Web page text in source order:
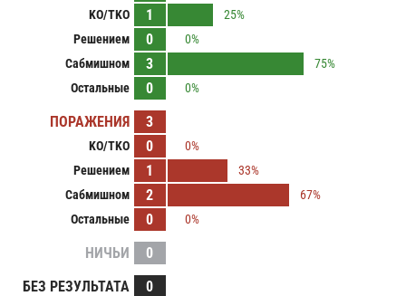
KO/TKO 1
25%
Решением
0
0%
Сабмишном
3
75%
Остальные
0 0%
ПОРАЖЕНИЯ 3
KO/TKO 0
0%
Решением
1
33%
Сабмишном
2
67%
Остальные
0 0%
НИЧЬИ
0
БЕЗ РЕЗУЛЬТАТА
0